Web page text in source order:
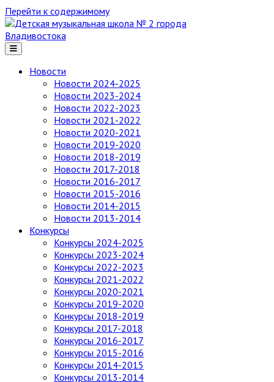
Перейти к содержимому
Детская
музыкальная
школа
города
Владивостока
Новости
Новости 2024-2025
Новости 2023-2024
Новости 2022-2023
Новости 2021-2022
Новости 2020-2021
Новости 2019-2020
Новости 2018-2019
Новости 2017-2018
Новости 2016-2017
Новости 2015-2016
Новости 2014-2015
Новости 2013-2014
Конкурсы
Конкурсы 2024-2025
Конкурсы 2023-2024
Конкурсы 2022-2023
Конкурсы 2021-2022
Конкурсы 2020-2021
Конкурсы 2019-2020
Конкурсы 2018-2019
Конкурсы 2017-2018
Конкурсы 2016-2017
Конкурсы 2015-2016
Конкурсы 2014-2015
Конкурсы 2013-2014